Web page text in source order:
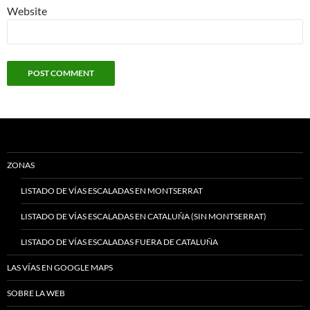
Website
ZONAS
LISTADO DE VÍAS ESCALADAS EN MONTSERRAT
LISTADO DE VÍAS ESCALADAS EN CATALUÑA (SIN MONTSERRAT)
LISTADO DE VÍAS ESCALADAS FUERA DE CATALUÑA
LAS VÍAS EN GOOGLE MAPS
SOBRE LA WEB